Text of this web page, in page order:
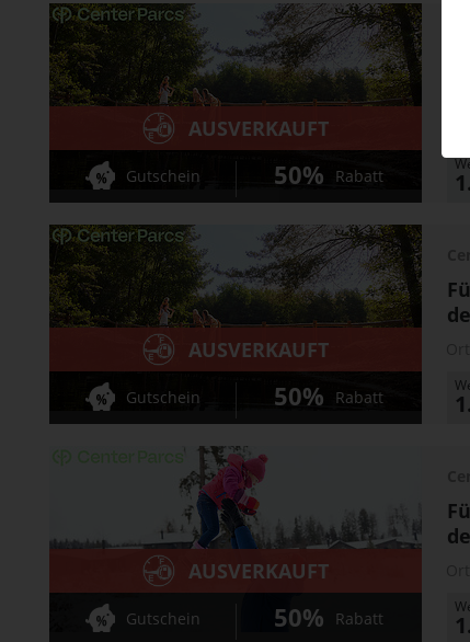
AUSVERKAUFT
Gutschein 50% Rabatt
AUSVERKAUFT
Gutschein 50% Rabatt
AUSVERKAUFT
Gutschein 50% Rabatt